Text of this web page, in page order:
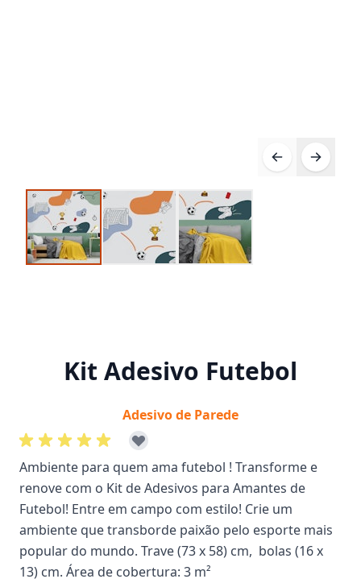
Kit Adesivo Futebol
Adesivo de Parede
Ambiente para quem ama futebol ! Transforme e
renove com o Kit de Adesivos para Amantes de
Futebol! Entre em campo com estilo! Crie um
ambiente que transborde paixão pelo esporte mais
popular do mundo. Trave (73 x 58) cm, bolas (16 x
13) cm. Área de cobertura: 3 m²